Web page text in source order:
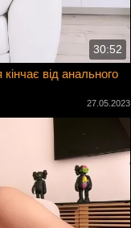
30:52
від анального
27.05.2023